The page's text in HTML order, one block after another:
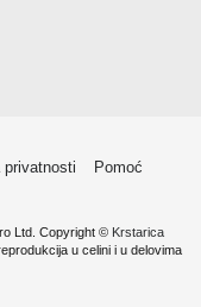
privatnosti
Pomoć
Ltd. Copyright © Krstarica
u celini i u delovima